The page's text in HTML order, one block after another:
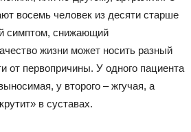
восемь человек из десяти старше
симптом, снижающий
жизни может носить разный
от первопричины. У одного пациента
у второго – жгучая, а
в суставах.